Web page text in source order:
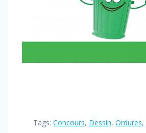
Tags: Concours, Dessin, Ordures,